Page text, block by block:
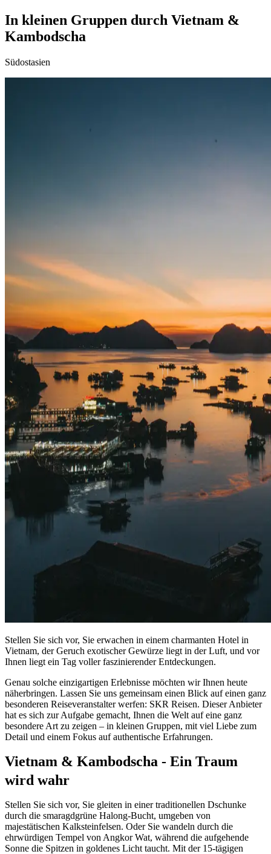
In kleinen Gruppen durch Vietnam &
Kambodscha
Südostasien
Stellen Sie sich vor, Sie erwachen in einem charmanten Hotel in
Vietnam, der Geruch exotischer Gewürze liegt in der Luft, und vor
Ihnen liegt ein Tag voller faszinierender Entdeckungen.
Genau solche einzigartigen Erlebnisse möchten wir Ihnen heute
näherbringen. Lassen Sie uns gemeinsam einen Blick auf einen ganz
besonderen Reiseveranstalter werfen: SKR Reisen. Dieser Anbieter
hat es sich zur Aufgabe gemacht, Ihnen die Welt auf eine ganz
besondere Art zu zeigen – in kleinen Gruppen, mit viel Liebe zum
Detail und einem Fokus auf authentische Erfahrungen.
Vietnam & Kambodscha - Ein Traum
wird wahr
Stellen Sie sich vor, Sie gleiten in einer traditionellen Dschunke
durch die smaragdgrüne Halong-Bucht, umgeben von
majestätischen Kalksteinfelsen. Oder Sie wandeln durch die
ehrwürdigen Tempel von Angkor Wat, während die aufgehende
Sonne die Spitzen in goldenes Licht taucht. Mit der 15-tägigen